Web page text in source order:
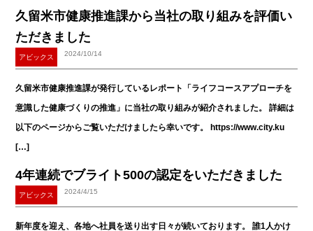
久留米市健康推進課から当社の取り組みを評価い
ただきました
2024/10/14
アビックス
久留米市健康推進課が発行しているレポート「ライフコースアプローチを
意識した健康づくりの推進」に当社の取り組みが紹介されました。 詳細は
以下のページからご覧いただけましたら幸いです。 https://www.city.ku
[…]
4年連続でブライト500の認定をいただきました
2024/4/15
アビックス
新年度を迎え、各地へ社員を送り出す日々が続いております。 誰1人かけ